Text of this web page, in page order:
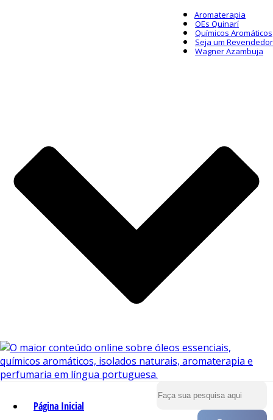
Aromaterapia
OEs Quinarí
Químicos Aromáticos
Seja um Revendedor
Wagner Azambuja
Página Inicial